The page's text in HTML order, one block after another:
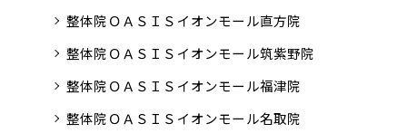
整体院ＯＡＳＩＳイオンモール直方院
整体院ＯＡＳＩＳイオンモール筑紫野院
整体院ＯＡＳＩＳイオンモール福津院
整体院ＯＡＳＩＳイオンモール名取院